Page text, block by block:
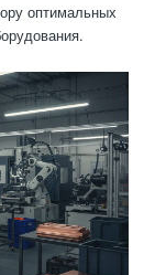
оптимальных